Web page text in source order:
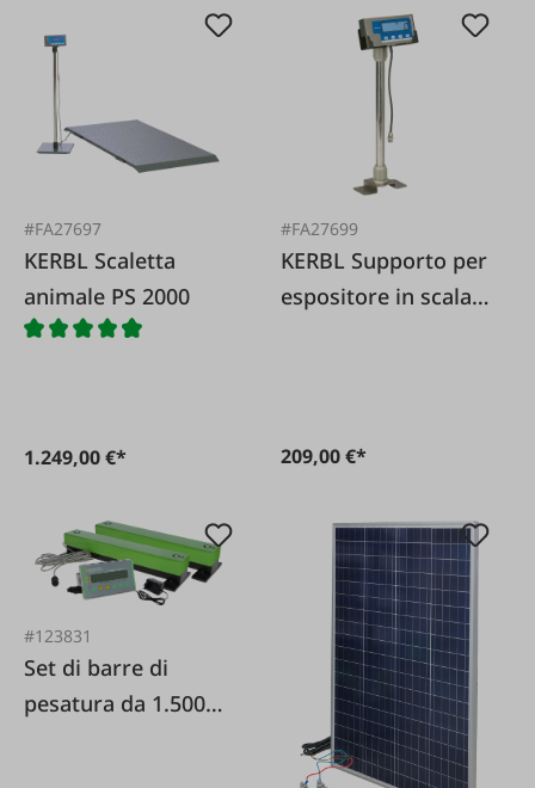
#FA27697
KERBL Scaletta
animale PS 2000
1.249,00 €*
#FA27699
KERBL Supporto per
espositore in scala
209,00 €*
#123831
Set di barre di
pesatura da 1.500